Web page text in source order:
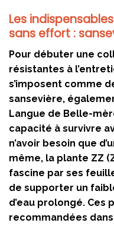
Les
sans effort :
Pour débuter une
résistantes à
s’imposent comme
sansevière,
Langue de Belle-
capacité à survivre
n’avoir besoin que
même, la plante ZZ
fascine par ses
de supporter un
d’eau prolongé. Ces
recommandées dans